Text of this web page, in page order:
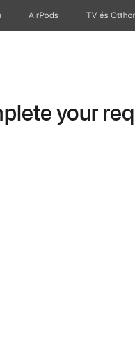
AirPods TV és
your